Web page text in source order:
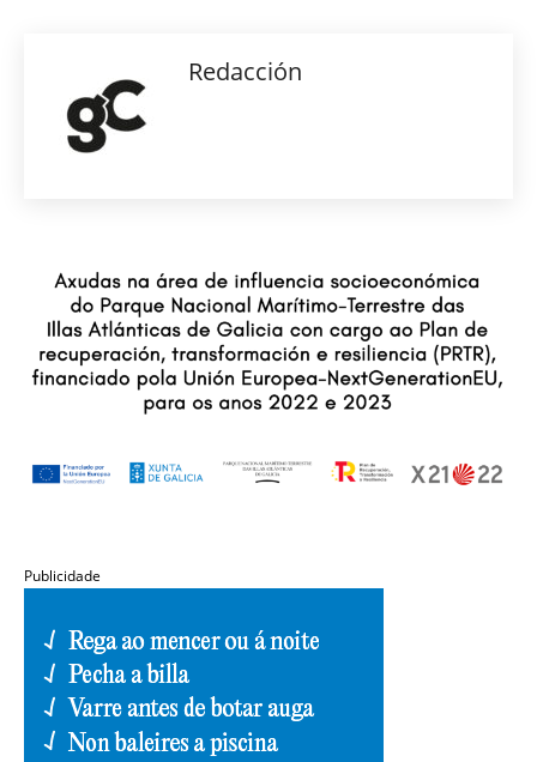
Redacción
Publicidade